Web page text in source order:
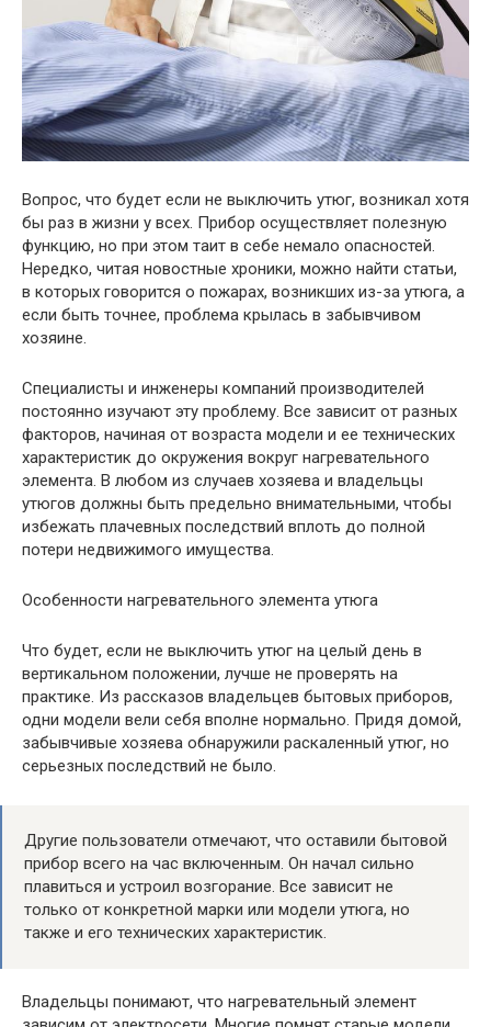
Вопрос, что будет если не выключить утюг, возникал хотя
бы раз в жизни у всех. Прибор осуществляет полезную
функцию, но при этом таит в себе немало опасностей.
Нередко, читая новостные хроники, можно найти статьи,
в которых говорится о пожарах, возникших из-за утюга, а
если быть точнее, проблема крылась в забывчивом
хозяине.
Специалисты и инженеры компаний производителей
постоянно изучают эту проблему. Все зависит от разных
факторов, начиная от возраста модели и ее технических
характеристик до окружения вокруг нагревательного
элемента. В любом из случаев хозяева и владельцы
утюгов должны быть предельно внимательными, чтобы
избежать плачевных последствий вплоть до полной
потери недвижимого имущества.
Особенности нагревательного элемента утюга
Что будет, если не выключить утюг на целый день в
вертикальном положении, лучше не проверять на
практике. Из рассказов владельцев бытовых приборов,
одни модели вели себя вполне нормально. Придя домой,
забывчивые хозяева обнаружили раскаленный утюг, но
серьезных последствий не было.
Другие пользователи отмечают, что оставили бытовой
прибор всего на час включенным. Он начал сильно
плавиться и устроил возгорание. Все зависит не
только от конкретной марки или модели утюга, но
также и его технических характеристик.
Владельцы понимают, что нагревательный элемент